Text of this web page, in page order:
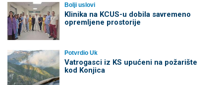
Bolji uslovi
Klinika na KCUS-u dobila savremeno
opremljene prostorije
Potvrdio Uk
Vatrogasci iz KS upućeni na požarište
kod Konjica